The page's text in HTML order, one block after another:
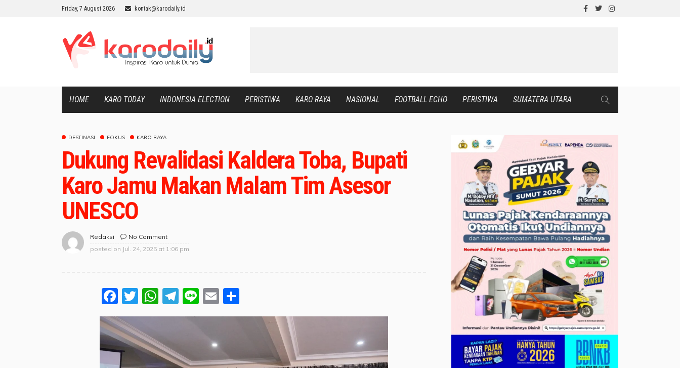
Friday, 7 August 2026 kontak@karodaily.id
HOME KARO TODAY INDONESIA ELECTION PERISTIWA KARO RAYA NASIONAL FOOTBALL ECHO PERISTIWA SUMATERA UTARA
DESTINASI FOKUS KARO RAYA
Dukung Revalidasi Kaldera Toba, Bupati
Karo Jamu Makan Malam Tim Asesor
UNESCO
Redaksi
No Comment
posted on Jul. 24, 2025 at 1:06 pm
Facebook
Twitter
WhatsApp
Telegram
LineEmail